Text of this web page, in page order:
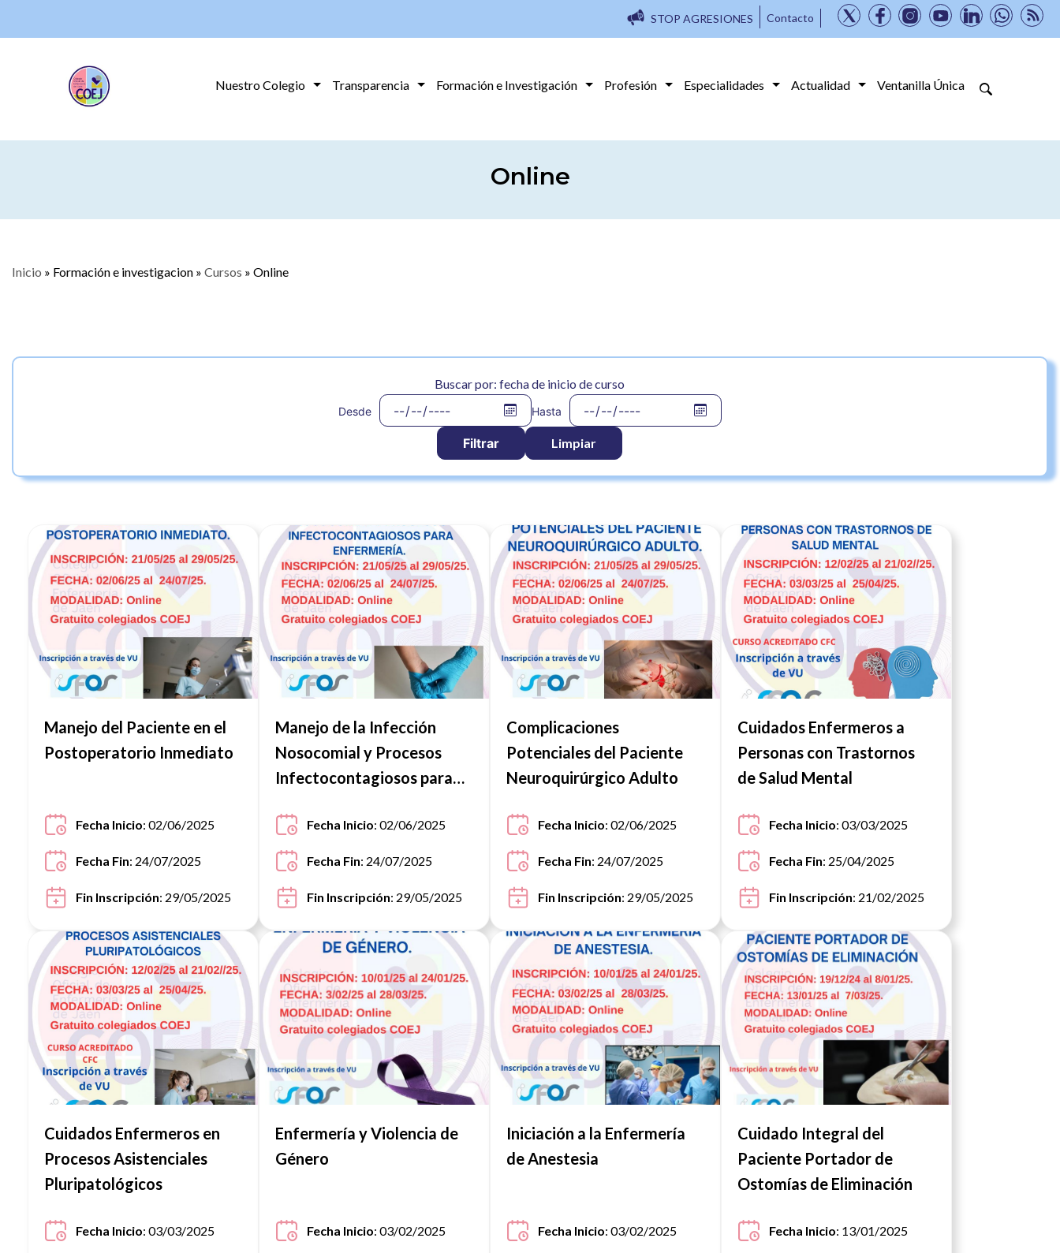
STOP AGRESIONES Contacto
Nuestro Colegio Transparencia Formación e Investigación Profesión Especialidades Actualidad Ventanilla Única
Online
Inicio » Formación e investigacion » Cursos » Online
Buscar por:fecha de inicio de curso
Desde Hasta
Limpiar
Manejo del Paciente en el
Postoperatorio Inmediato
Fecha Inicio: 02/06/2025
Fecha Fin: 24/07/2025
Fin Inscripción: 29/05/2025
Ver noticia
Manejo de la Infección
Nosocomial y Procesos
Infectocontagiosos para
Fecha Inicio: 02/06/2025
Fecha Fin: 24/07/2025
Fin Inscripción: 29/05/2025
Ver noticia
Complicaciones
Potenciales del Paciente
Neuroquirúrgico Adulto
Fecha Inicio: 02/06/2025
Fecha Fin: 24/07/2025
Fin Inscripción: 29/05/2025
Ver noticia
Cuidados Enfermeros a
Personas con Trastornos
de Salud Mental
Fecha Inicio: 03/03/2025
Fecha Fin: 25/04/2025
Fin Inscripción: 21/02/2025
Ver noticia
Cuidados Enfermeros en
Procesos Asistenciales
Pluripatológicos
Fecha Inicio: 03/03/2025
Ver noticia
Enfermería y Violencia de
Género
Fecha Inicio: 03/02/2025
Ver noticia
Iniciación a la Enfermería
de Anestesia
Fecha Inicio: 03/02/2025
Ver noticia
Cuidado Integral del
Paciente Portador de
Ostomías de Eliminación
Fecha Inicio: 13/01/2025
Ver noticia